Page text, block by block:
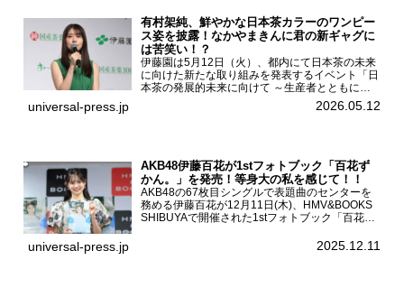
有村架純、鮮やかな日本茶カラーのワンピー
ス姿を披露！なかやまきんに君の新ギャグに
は苦笑い！？
伊藤園は5月12日（火）、都内にて日本茶の未来
に向けた新たな取り組みを発表するイベント「日
本茶の発展的未来に向けて ～生産者とともに。
日本茶を世界へ～」を開催。イベントには伊藤園
のCMキャラクターを務める有村架純、伊藤園よ
universal-press.jp 2026.05.12
AKB48伊藤百花が1stフォトブック「百花ず
かん。」を発売！等身大の私を感じて！！
AKB48の67枚目シングルで表題曲のセンターを
務める伊藤百花が12月11日(木)、HMV&BOOKS
SHIBUYAで開催された1stフォトブック「百花ず
した。AKB48伊藤百花1stフォトブッ...
universal-press.jp 2025.12.11